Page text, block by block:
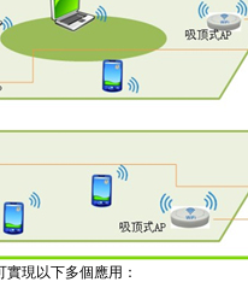
實現以下多個應用：